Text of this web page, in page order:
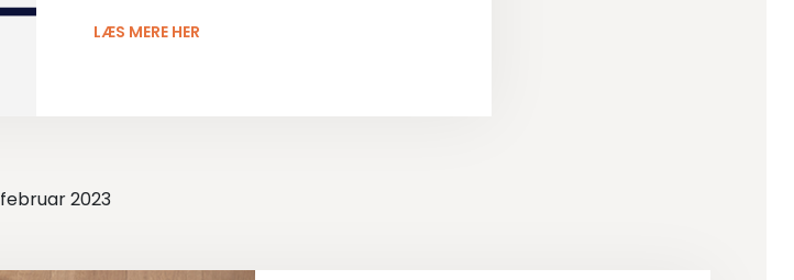
LÆS MERE HER
februar 2023